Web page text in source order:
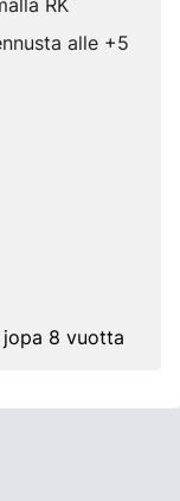
RK
alle +5
jopa 8 vuotta